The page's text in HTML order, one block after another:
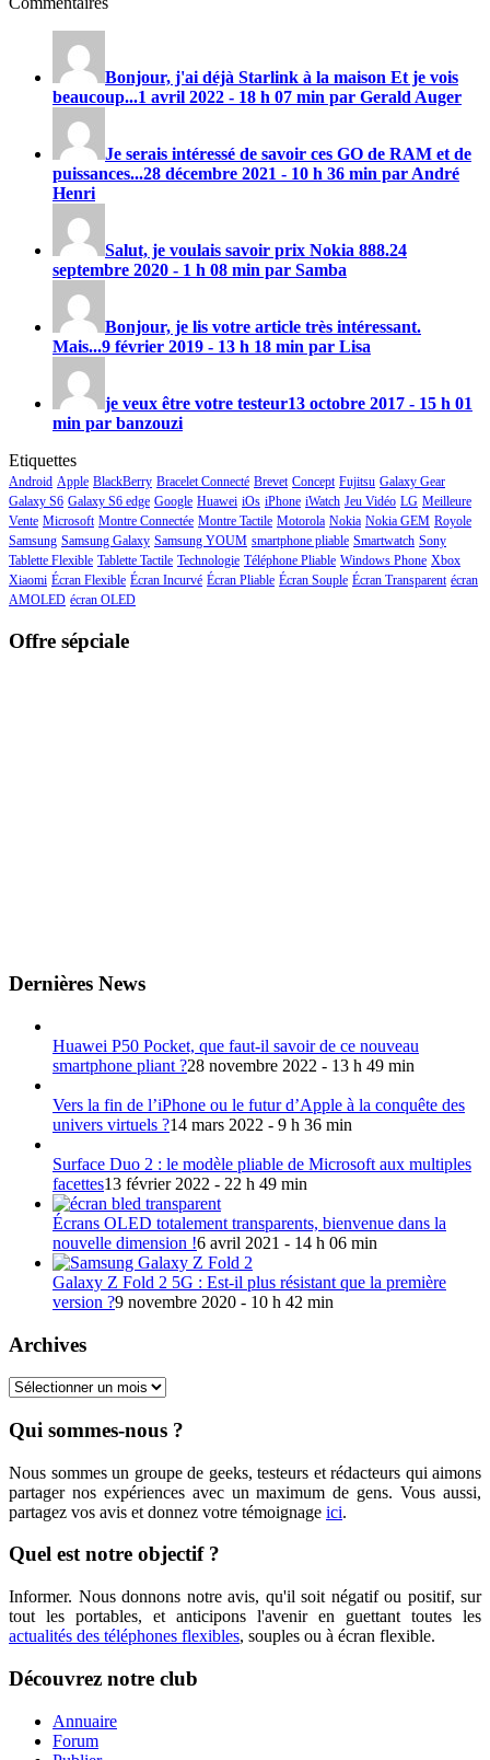
Bonjour, j'ai déjà Starlink à la maison Et je vois
beaucoup...1 avril 2022 - 18 h 07 min par Gerald Auger
Je serais intéressé de savoir ces GO de RAM et de
puissances...28 décembre 2021 - 10 h 36 min par André
Henri
Salut, je voulais savoir prix Nokia 888.24
septembre 2020 - 1 h 08 min par Samba
Bonjour, je lis votre article très intéressant.
Mais...9 février 2019 - 13 h 18 min par Lisa
je veux être votre testeur13 octobre 2017 - 15 h 01
min par banzouzi
Etiquettes
Android Apple BlackBerry Bracelet Connecté Brevet Concept Fujitsu Galaxy Gear
Galaxy S6 Galaxy S6 edge Google Huawei iOs iPhone iWatch Jeu Vidéo LG Meilleure
Vente Microsoft Montre Connectée Montre Tactile Motorola Nokia Nokia GEM Royole
Samsung Samsung Galaxy Samsung YOUM smartphone pliable Smartwatch Sony
Tablette Flexible Tablette Tactile Technologie Téléphone Pliable Windows Phone Xbox
Xiaomi Écran Flexible Écran Incurvé Écran Pliable Écran Souple Écran Transparent écran
AMOLED écran OLED
Offre sépciale
Dernières News
Huawei P50 Pocket, que faut-il savoir de ce nouveau
smartphone pliant ?28 novembre 2022 - 13 h 49 min
Vers la fin de l’iPhone ou le futur d’Apple à la conquête des
univers virtuels ?14 mars 2022 - 9 h 36 min
Surface Duo 2 : le modèle pliable de Microsoft aux multiples
facettes13 février 2022 - 22 h 49 min
Écrans OLED totalement transparents, bienvenue dans la
nouvelle dimension !6 avril 2021 - 14 h 06 min
Galaxy Z Fold 2 5G : Est-il plus résistant que la première
version ?9 novembre 2020 - 10 h 42 min
Archives
Archives
Qui sommes-nous ?
Nous sommes un groupe de geeks, testeurs et rédacteurs qui aimons
partager nos expériences avec un maximum de gens. Vous aussi,
partagez vos avis et donnez votre témoignage ici.
Quel est notre objectif ?
Informer. Nous donnons notre avis, qu'il soit négatif ou positif, sur
tout les portables, et anticipons l'avenir en guettant toutes les
actualités des téléphones flexibles, souples ou à écran flexible.
Découvrez notre club
Annuaire
Forum